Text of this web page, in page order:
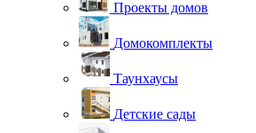
Проекты домов
Домокомплекты
Таунхаусы
Детские сады